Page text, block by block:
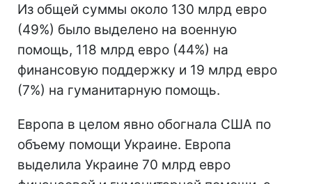
Из общей суммы около 130 млрд евро
(49%) было выделено на военную
помощь, 118 млрд евро (44%) на
финансовую поддержку и 19 млрд евро
(7%) на гуманитарную помощь.
Европа в целом явно обогнала США по
объему помощи Украине. Европа
выделила Украине 70 млрд евро